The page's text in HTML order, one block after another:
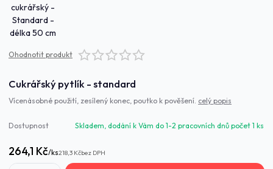
Ohodnotit produkt
Cukrářský pytlík - standard
Vícenásobné použití, zesílený konec, poutko k pověšení. celý popis
Dostupnost Skladem, dodání k Vám do 1-2 pracovních dnů počet 1 ks
264,1 Kč/ks218,3 Kčbez DPH